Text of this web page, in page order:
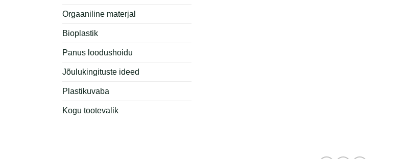
Orgaaniline materjal
Bioplastik
Panus loodushoidu
Jõulukingituste ideed
Plastikuvaba
Kogu tootevalik